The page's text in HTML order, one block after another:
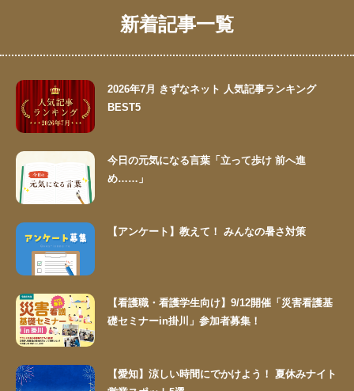
新着記事一覧
2026年7月 きずなネット 人気記事ランキング
BEST5
今日の元気になる言葉「立って歩け 前へ進
め……」
【アンケート】教えて！ みんなの暑さ対策
【看護職・看護学生向け】9/12開催「災害看護基
礎セミナーin掛川」参加者募集！
【愛知】涼しい時間にでかけよう！ 夏休みナイト